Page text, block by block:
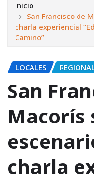
Inicio
San Francisco de
charla experiencial
Camino”
LOCALES
San
Macorís
charla